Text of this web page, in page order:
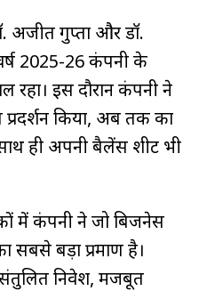
अजीत गुप्ता और डॉ.
2025-26 कंपनी के
रहा। इस दौरान कंपनी ने
किया, अब तक का
ही अपनी बैलेंस शीट भी
में कंपनी ने जो बिजनेस
सबसे बड़ा प्रमाण है।
निवेश, मजबूत